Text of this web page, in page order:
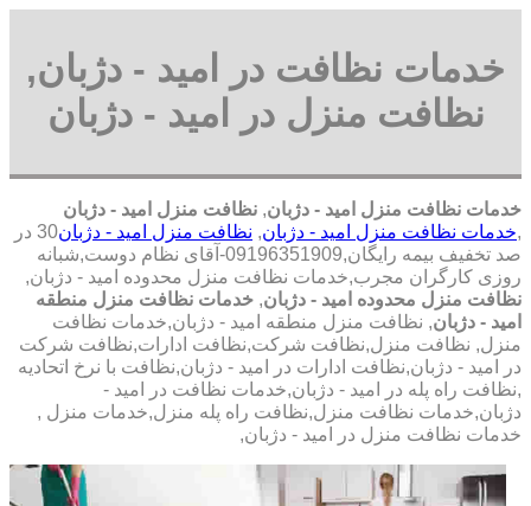
خدمات نظافت در امید - دژبان,
نظافت منزل در امید - دژبان
خدمات نظافت منزل امید - دژبان, نظافت منزل امید - دژبان
,خدمات نظافت منزل امید - دژبان, نظافت منزل امید - دژبان
30 در
صد تخفیف بیمه رایگان,09196351909-آقای نظام دوست,شبانه
روزی کارگران مجرب,خدمات نظافت منزل محدوده امید - دژبان,
نظافت منزل محدوده امید - دژبان, خدمات نظافت منزل منطقه
امید - دژبان, نظافت منزل منطقه امید - دژبان,خدمات نظافت
منزل, نظافت منزل,نظافت شرکت,نظافت ادارات,نظافت شرکت
در امید - دژبان,نظافت ادارات در امید - دژبان,نظافت با نرخ اتحادیه
,نظافت راه پله در امید - دژبان,خدمات نظافت در امید -
دژبان,خدمات نظافت منزل,نظافت راه پله منزل,خدمات منزل ,
خدمات نظافت منزل در امید - دژبان,